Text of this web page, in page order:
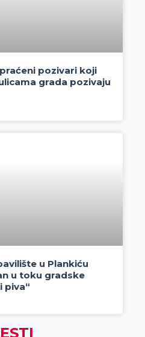
pozivari koji
grada pozivaju
u Plankiću
u toku gradske
piva“